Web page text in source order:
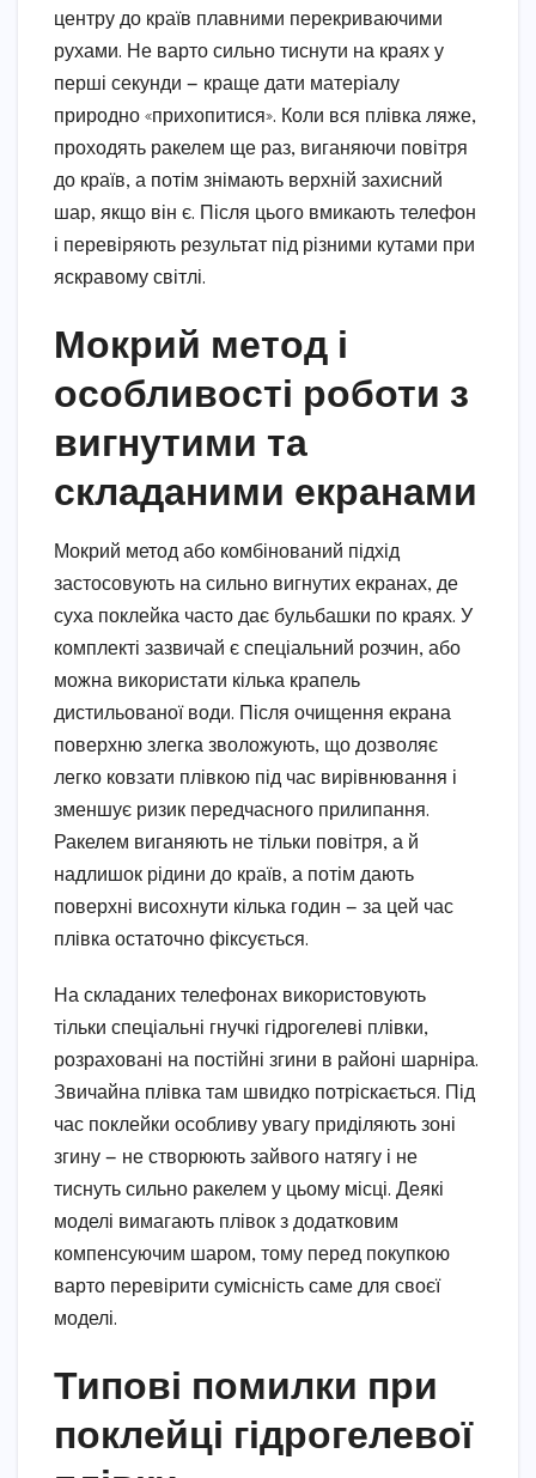
центру до країв плавними перекриваючими
рухами. Не варто сильно тиснути на краях у
перші секунди — краще дати матеріалу
природно «прихопитися». Коли вся плівка ляже,
проходять ракелем ще раз, виганяючи повітря
до країв, а потім знімають верхній захисний
шар, якщо він є. Після цього вмикають телефон
і перевіряють результат під різними кутами при
яскравому світлі.
Мокрий метод і
особливості роботи з
вигнутими та
складаними екранами
Мокрий метод або комбінований підхід
застосовують на сильно вигнутих екранах, де
суха поклейка часто дає бульбашки по краях. У
комплекті зазвичай є спеціальний розчин, або
можна використати кілька крапель
дистильованої води. Після очищення екрана
поверхню злегка зволожують, що дозволяє
легко ковзати плівкою під час вирівнювання і
зменшує ризик передчасного прилипання.
Ракелем виганяють не тільки повітря, а й
надлишок рідини до країв, а потім дають
поверхні висохнути кілька годин — за цей час
плівка остаточно фіксується.
На складаних телефонах використовують
тільки спеціальні гнучкі гідрогелеві плівки,
розраховані на постійні згини в районі шарніра.
Звичайна плівка там швидко потріскається. Під
час поклейки особливу увагу приділяють зоні
згину — не створюють зайвого натягу і не
тиснуть сильно ракелем у цьому місці. Деякі
моделі вимагають плівок з додатковим
компенсуючим шаром, тому перед покупкою
варто перевірити сумісність саме для своєї
моделі.
Типові помилки при
поклейці гідрогелевої